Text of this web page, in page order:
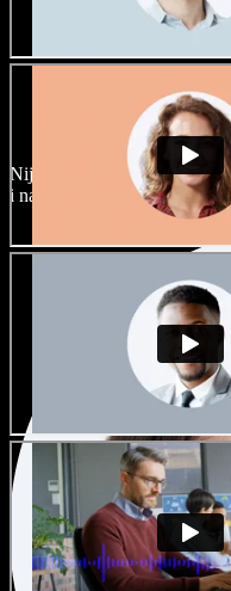
Veliki izbor
Nijedan projekt ne mora
i naglasaka i prilagodite ih